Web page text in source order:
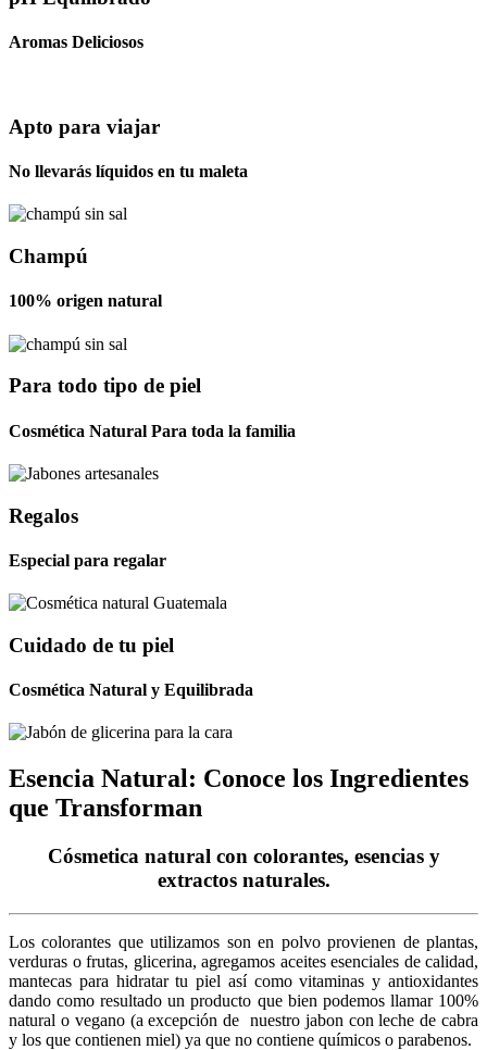
Aromas Deliciosos
Apto para viajar
No llevarás líquidos en tu maleta
Champú
100% origen natural
Para todo tipo de piel
Cosmética Natural Para toda la familia
Regalos
Especial para regalar
Cuidado de tu piel
Cosmética Natural y Equilibrada
Esencia Natural: Conoce los Ingredientes
que Transforman
Cósmetica natural con colorantes, esencias y
extractos naturales.
Los colorantes que utilizamos son en polvo provienen de plantas,
verduras o frutas, glicerina, agregamos aceites esenciales de calidad,
mantecas para hidratar tu piel así como vitaminas y antioxidantes
dando como resultado un producto que bien podemos llamar 100%
natural o vegano (a excepción de nuestro jabon con leche de cabra
y los que contienen miel) ya que no contiene químicos o parabenos.